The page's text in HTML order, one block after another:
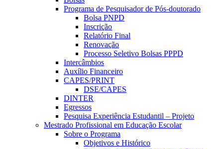
Programa de Pesquisador de Pós-doutorado
Bolsa PNPD
Inscrição
Relatório Final
Renovação
Processo Seletivo Bolsas PPPD
Intercâmbios
Auxílio Financeiro
CAPES/PRINT
DSE/CAPES
DINTER
Egressos
Pesquisa Experiência Estudantil – Projeto
Mestrado Profissional em Educação Escolar
Sobre o Programa
Objetivos e Histórico